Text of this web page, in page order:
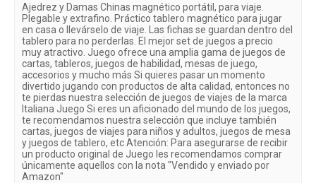
Ajedrez y Damas Chinas magnético portátil, para viaje.
Plegable y extrafino. Práctico tablero magnético para jugar
en casa o llevárselo de viaje. Las fichas se guardan dentro del
tablero para no perderlas. El mejor set de juegos a precio
muy atractivo. Juego ofrece una amplia gama de juegos de
cartas, tableros, juegos de habilidad, mesas de juego,
accesorios y mucho más Si quieres pasar un momento
divertido jugando con productos de alta calidad, entonces no
te pierdas nuestra selección de juegos de viajes de la marca
Italiana Juego Si eres un aficionado del mundo de los juegos,
te recomendamos nuestra selección que incluye también
cartas, juegos de viajes para niños y adultos, juegos de mesa
y juegos de tablero, etc Atención: Para asegurarse de recibir
un producto original de Juego les recomendamos comprar
únicamente aquellos con la nota "Vendido y enviado por
Amazon"